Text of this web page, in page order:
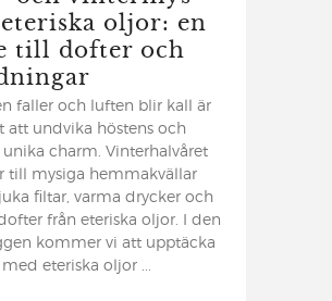
oljor: en
till dofter och
faller och luften blir kall är
att undvika höstens och
unika charm. Vinterhalvåret
till mysiga hemmakvällar
filtar, varma drycker och
från eteriska oljor. I den
kommer vi att upptäcka
med eteriska oljor ...